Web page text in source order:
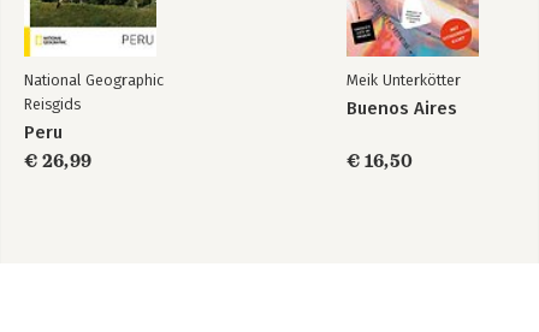
National Geographic
Reisgids
Peru
€ 26,99
Meik Unterkötter
Buenos Aires
€ 16,50